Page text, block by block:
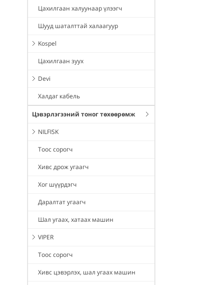
Цахилгаан халуунаар үлээгч
Шууд шаталттай халаагуур
Kospel
Цахилгаан зуух
Devi
Халдаг кабель
Цэвэрлэгээний тоног төхөөрөмж
NILFISK
Тоос сорогч
Хивс дрож угаагч
Хог шүүрдэгч
Даралтат угаагч
Шал угаах, хатаах машин
VIPER
Тоос сорогч
Хивс цэвэрлэх, шал угаах машин